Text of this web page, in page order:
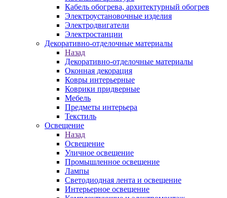
Кабель обогрева, архитектурный обогрев
Электроустановочные изделия
Электродвигатели
Электростанции
Декоративно-отделочные материалы
Назад
Декоративно-отделочные материалы
Оконная декорация
Ковры интерьерные
Коврики придверные
Мебель
Предметы интерьера
Текстиль
Освещение
Назад
Освещение
Уличное освещение
Промышленное освещение
Лампы
Светодиодная лента и освещение
Интерьерное освещение